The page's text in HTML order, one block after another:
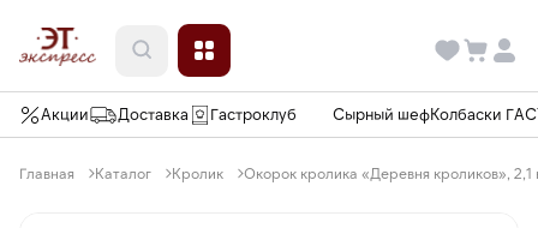
Акции Доставка Гастроклуб Сырный шефКолбаски
Главная Каталог Кролик Окорок кролика «Деревня кроликов», 2,1